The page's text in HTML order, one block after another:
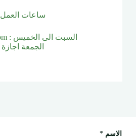
ساعات العمل
السبت الى الخميس : 9am - 10pm
الجمعة اجازة
الاسم *